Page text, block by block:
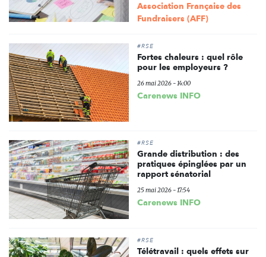
Association Française des
Fundraisers (AFF)
#RSE
Fortes chaleurs : quel rôle
pour les employeurs ?
26 mai 2026 - 14:00
Carenews INFO
#RSE
Grande distribution : des
pratiques épinglées par un
rapport sénatorial
25 mai 2026 - 17:54
Carenews INFO
#RSE
Télétravail : quels effets sur